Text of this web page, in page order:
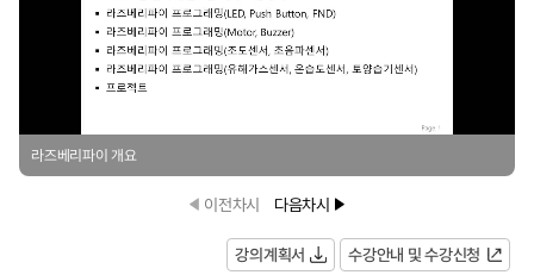
라즈베리파이 개요
이전차시 다음차시
강의계획서
수강안내 및 수강신청